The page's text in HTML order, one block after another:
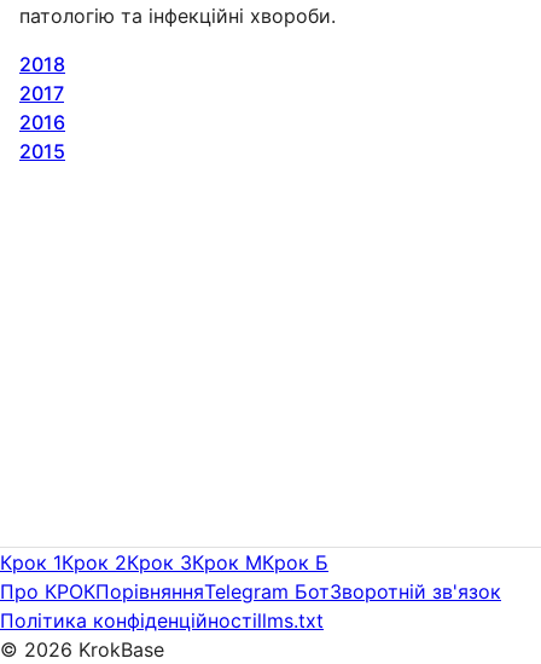
патологію та інфекційні хвороби.
2018
2017
2016
2015
Крок 1Крок 2Крок 3Крок MКрок Б
Про КРОКПорівнянняTelegram БотЗворотній зв'язок
Політика конфіденційностіllms.txt
© 2026 KrokBase